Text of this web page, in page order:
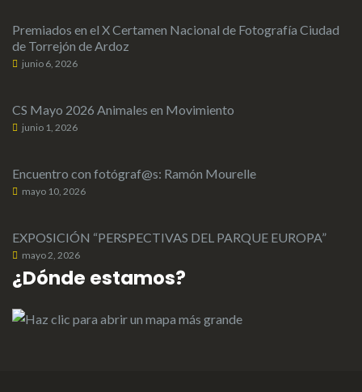
Premiados en el X Certamen Nacional de Fotografía Ciudad
de Torrejón de Ardoz
junio 6, 2026
CS Mayo 2026 Animales en Movimiento
junio 1, 2026
Encuentro con fotógraf@s: Ramón Mourelle
mayo 10, 2026
EXPOSICIÓN “PERSPECTIVAS DEL PARQUE EUROPA”
mayo 2, 2026
¿Dónde estamos?